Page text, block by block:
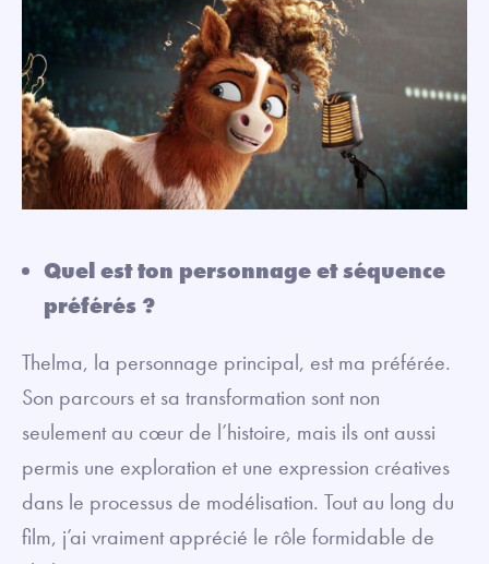
Quel est ton personnage et séquence
préférés ?
Thelma, la personnage principal, est ma préférée.
Son parcours et sa transformation sont non
seulement au cœur de l’histoire, mais ils ont aussi
permis une exploration et une expression créatives
dans le processus de modélisation. Tout au long du
film, j’ai vraiment apprécié le rôle formidable de